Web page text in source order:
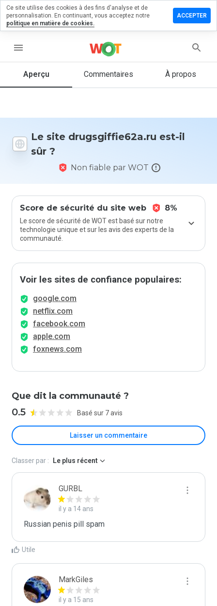
menu
Aperçu Commentaires À propos
Le site drugsgiffie62a.ru est-il
sûr ?
Non fiable par WOT
Score de sécurité du site web 8%
Le score de sécurité de WOT est basé sur notre
technologie unique et sur les avis des experts de la
communauté.
Voir les sites de confiance populaires:
google.com
netflix.com
facebook.com
apple.com
foxnews.com
Que dit la communauté ?
0.5 Basé sur 7 avis
Laisser un commentaire
un
sur
Quelle
donneriez-
Classer par : Le plus récent
GURBL
il y a 14 ans
Russian penis pill spam
Utile
MarkGiles
il y a 15 ans
Ce site utilise des cookies à des fins d'analyse et de
personnalisation. En continuant, vous acceptez notre
politique en matière de cookies.
ACCEPTER